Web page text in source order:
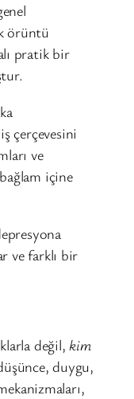
örüntü
pratik bir
çerçevesini
ve
bağlam içine
ve farklı bir
değil,kim
duygu,